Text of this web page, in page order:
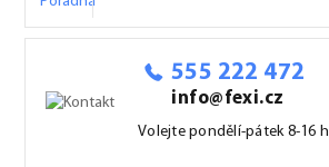
555 222 472
info@fexi.cz
Volejte pondělí-pátek 8-16 h